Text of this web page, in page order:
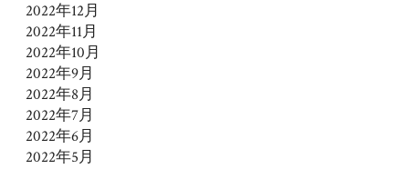
2022年12月
2022年11月
2022年10月
2022年9月
2022年8月
2022年7月
2022年6月
2022年5月